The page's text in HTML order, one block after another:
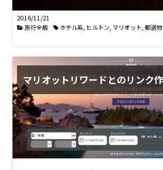
2016/11/21
旅行全般
ホテル系 ヒルトン マリオット 郵送物
マリオットリワードとのリンク